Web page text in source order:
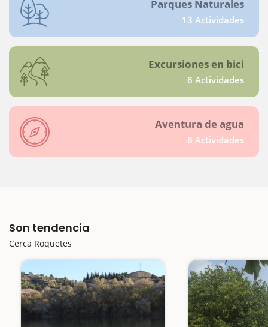
Parques Naturales
13 Actividades
Excursiones en bici
8 Actividades
Aventura de agua
8 Actividades
Son tendencia
Cerca Roquetes